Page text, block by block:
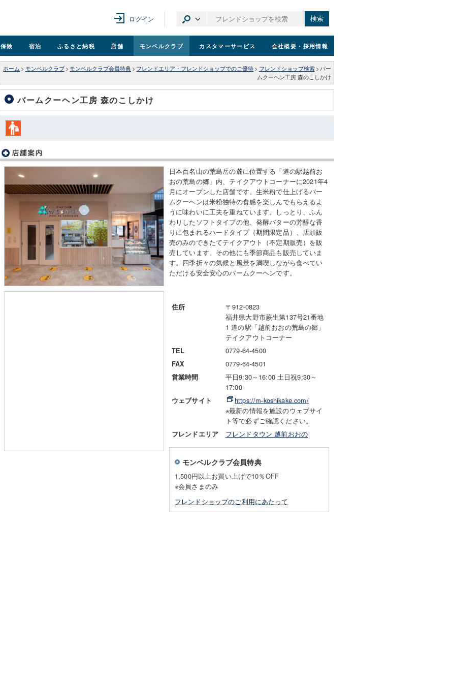
ログイン 検索
保険 宿泊 ふるさと納税 店舗 モンベルクラブ カスタマーサービス 会社概要 ・採用情報
ホーム > モンベルクラブ > モンベルクラブ会員特典 > フレンドエリア・フレンドショップでのご優待 > フレンドショップ検索 > バー
ムクーヘン工房 森のこしかけ
バームクーヘン工房 森のこしかけ
日本百名山の荒島岳の麓に位置する「道の駅越前お
おの荒島の郷」内、テイクアウトコーナーに2021年4
月にオープンした店舗です。生米粉で仕上げるバー
ムクーヘンは米粉独特の食感を楽しんでもらえるよ
うに味わいに工夫を重ねています。しっとり、ふん
わりしたソフトタイプの他、発酵バターの芳醇な香
りに包まれるハードタイプ（期間限定品）、店頭販
売のみのできたてテイクアウト（不定期販売）を販
売しています。その他にも季節商品も販売していま
す。四季折々の気候と風景を満喫しながら食べてい
ただける安全安心のバームクーヘンです。
住所
〒912-0823
福井県大野市蕨生第137号21番地
1 道の駅「越前おおの荒島の郷」
テイクアウトコーナー
TEL 0779-64-4500
FAX 0779-64-4501
営業時間
平日9:30～16:00 土日祝9:30～
17:00
ウェブサイト
https://m-koshikake.com/
※最新の情報を施設のウェブサイ
ト等で必ずご確認ください。
フレンドエリア フレンドタウン 越前おおの
モンベルクラブ会員特典
1,500円以上お買い上げで10％OFF
※会員さまのみ
フレンドショップのご利用にあたって